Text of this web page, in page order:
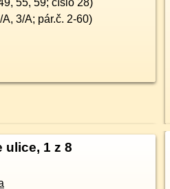
55, 59; číslo 28)
3/A; pár.č. 2-60)
ulice, 1 z 8